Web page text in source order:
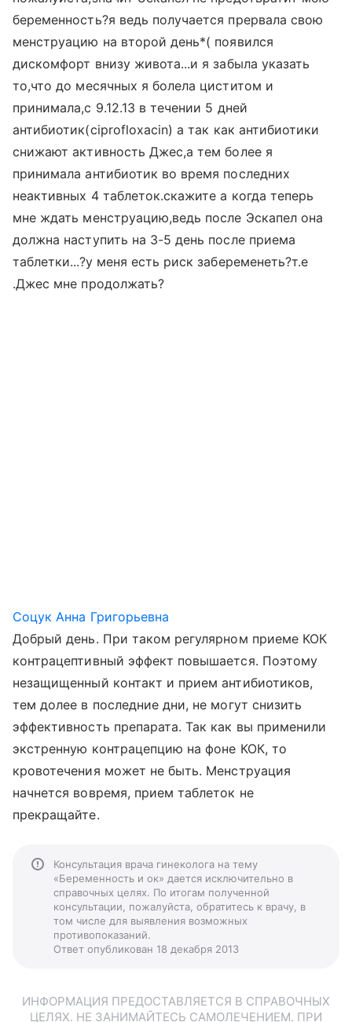
беременность?я ведь получается прервала свою
менструацию на второй день*( появился
дискомфорт внизу живота...и я забыла указать
то,что до месячных я болела циститом и
принимала,с 9.12.13 в течении 5 дней
антибиотик(ciprofloxacin) а так как антибиотики
снижают активность Джес,а тем более я
принимала антибиотик во время последних
неактивных 4 таблеток.скажите а когда теперь
мне ждать менструацию,ведь после Эскапел она
должна наступить на 3-5 день после приема
таблетки...?у меня есть риск забеременеть?т.е
.Джес мне продолжать?
Соцук Анна Григорьевна
Добрый день. При таком регулярном приеме КОК
контрацептивный эффект повышается. Поэтому
незащищенный контакт и прием антибиотиков,
тем долее в последние дни, не могут снизить
эффективность препарата. Так как вы применили
экстренную контрацепцию на фоне КОК, то
кровотечения может не быть. Менструация
начнется вовремя, прием таблеток не
прекращайте.
Консультация врача гинеколога на тему
«Беременность и ок» дается исключительно в
справочных целях. По итогам полученной
консультации, пожалуйста, обратитесь к врачу, в
том числе для выявления возможных
противопоказаний.
Ответ опубликован 18 декабря 2013
ИНФОРМАЦИЯ ПРЕДОСТАВЛЯЕТСЯ В СПРАВОЧНЫХ
ЦЕЛЯХ. НЕ ЗАНИМАЙТЕСЬ САМОЛЕЧЕНИЕМ. ПРИ